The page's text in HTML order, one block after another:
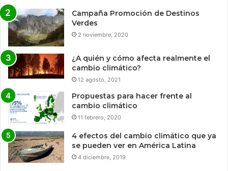
Campaña Promoción de Destinos
Verdes
2 noviembre, 2020
¿A quién y cómo afecta realmente el
cambio climático?
12 agosto, 2021
Propuestas para hacer frente al
cambio climático
11 febrero, 2020
4 efectos del cambio climático que ya
se pueden ver en América Latina
4 diciembre, 2019